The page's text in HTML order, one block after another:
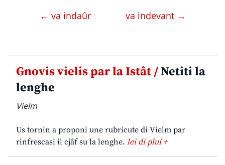
← va indaûr va indevant →
Gnovis vielis par la Istât /Netiti la
lenghe
Vielm
Us tornin a proponi une rubricute di Vielm par
rinfrescasi il cjâf su la lenghe. lei di plui +